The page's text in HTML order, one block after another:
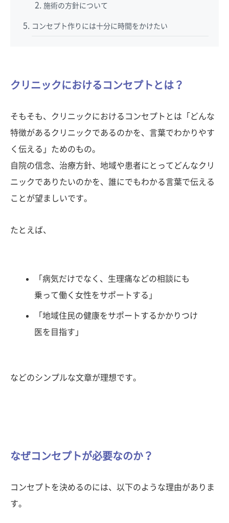
施術の方針について
コンセプト作りには十分に時間をかけたい
クリニックにおけるコンセプトとは？
そもそも、クリニックにおけるコンセプトとは「どんな
特徴があるクリニックであるのかを、言葉でわかりやす
く伝える」ためのもの。
自院の信念、治療方針、地域や患者にとってどんなクリ
ニックでありたいのかを、誰にでもわかる言葉で伝える
ことが望ましいです。
たとえば、
「病気だけでなく、生理痛などの相談にも
乗って働く女性をサポートする」
「地域住民の健康をサポートするかかりつけ
医を目指す」
などのシンプルな文章が理想です。
なぜコンセプトが必要なのか？
コンセプトを決めるのには、以下のような理由がありま
す。